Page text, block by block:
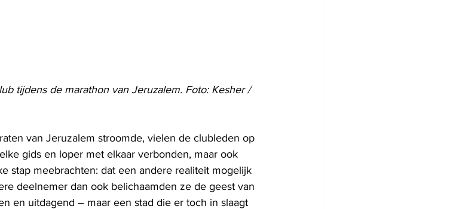
tijdens de marathon van Jeruzalem. Foto: Kesher /
van Jeruzalem stroomde, vielen de clubleden op
gids en loper met elkaar verbonden, maar ook
stap meebrachten: dat een andere realiteit mogelijk
deelnemer dan ook belichaamden ze de geest van
en uitdagend – maar een stad die er toch in slaagt